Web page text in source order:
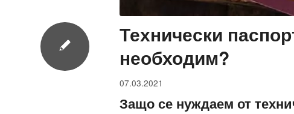
Технически
необходим?
07.03.2021
Защо се нуждаем от